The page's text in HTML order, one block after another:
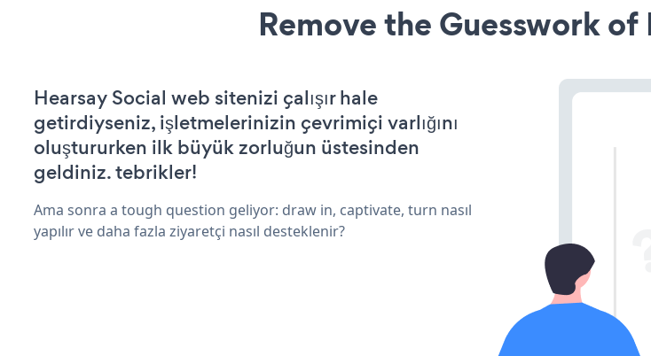
Remove the Guesswork
Hearsay Social web sitenizi çalışır hale
getirdiyseniz, işletmelerinizin çevrimiçi varlığını
oluştururken ilk büyük zorluğun üstesinden
geldiniz. tebrikler!
Ama sonra a tough question geliyor: draw in, captivate, turn nasıl
yapılır ve daha fazla ziyaretçi nasıl desteklenir?